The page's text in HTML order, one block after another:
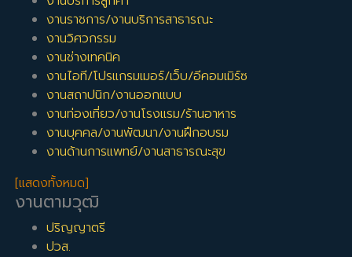
งานราชการ/งานบริการสาธารณะ
งานวิศวกรรม
งานช่างเทคนิค
งานไอที/โปรแกรมเมอร์/เว็บ/อีคอมเมิร์ซ
งานสถาปนิก/งานออกแบบ
งานท่องเที่ยว/งานโรงแรม/ร้านอาหาร
งานบุคคล/งานพัฒนา/งานฝึกอบรม
งานด้านการแพทย์/งานสาธารณะสุข
[แสดงทั้งหมด]
งานตามวุฒิ
ปริญญาตรี
ปวส.